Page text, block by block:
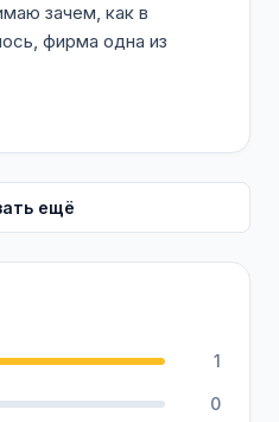
1
0
зачем, как в
фирма одна из
ещё